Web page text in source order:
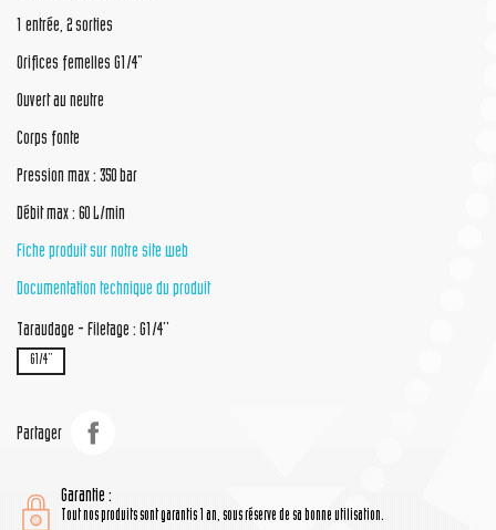
1 entrée, 2 sorties
Orifices femelles G1/4"
Ouvert au neutre
Corps fonte
Pression max : 350 bar
Débit max : 60 L/min
Fiche produit sur notre site web
Documentation technique du produit
Taraudage - Filetage : G1/4''
G1/4''
Partager
Garantie :
Tout nos produits sont garantis 1 an, sous réserve de sa bonne utilisation.